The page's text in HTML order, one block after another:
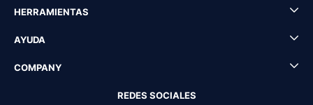
HERRAMIENTAS
AYUDA
COMPANY
REDES SOCIALES